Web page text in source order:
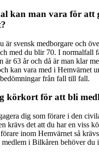
kan man vara för att
är svensk medborgare och
med du blir 70. I normalfall
är 63 år och då är man klar
kan vara med i Hemvärnet
från fall till fall.
körkort för att bli
dig som förare i den
krävs det att du har en viss
inom Hemvärnet så
i Bilkåren behöver du